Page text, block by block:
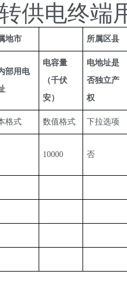
供电终端
地市 所属区县
部用电
电容量
（千伏
安）
电地址是
否独立产
权
格式 数值格式 下拉选项
10000 否